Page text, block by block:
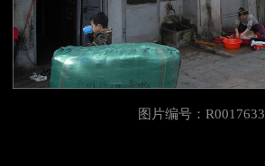
图片编号：R0017633